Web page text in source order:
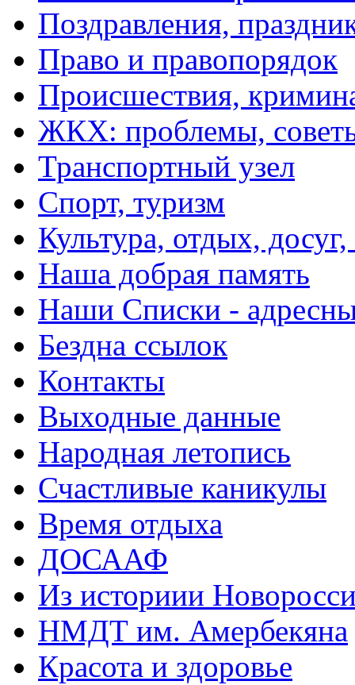
Поздравления,
Право и правопорядок
Происшествия,
ЖКХ: проблемы,
Транспортный узел
Спорт, туризм
Культура, отдых,
Наша добрая память
Наши Списки -
Бездна ссылок
Контакты
Выходные данные
Народная летопись
Счастливые каникулы
Время отдыха
ДОСААФ
Из историии
НМДТ им. Амербекяна
Красота и здоровье